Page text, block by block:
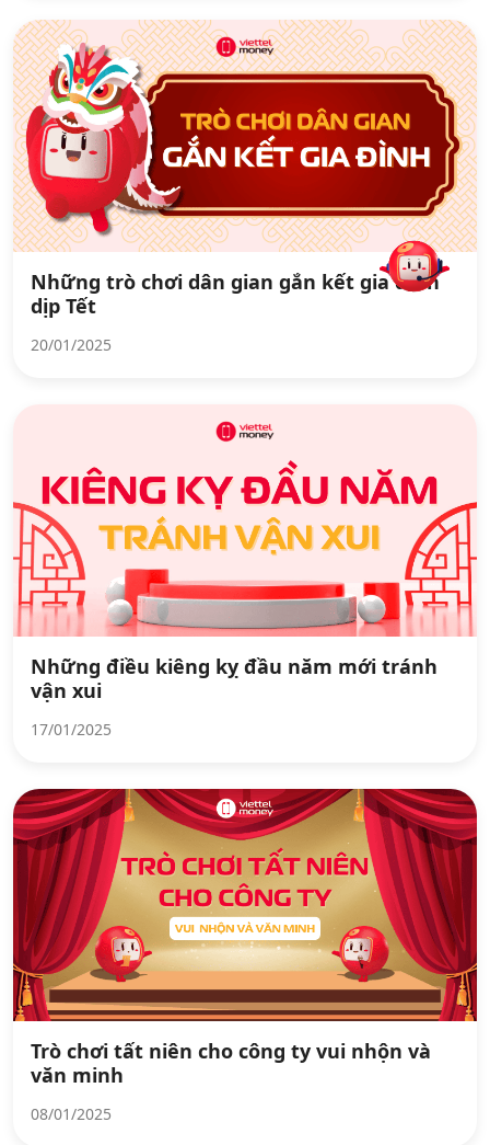
Những trò chơi dân gian gắn kết gia đình
dịp Tết
20/01/2025
Những điều kiêng kỵ đầu năm mới tránh
vận xui
17/01/2025
Trò chơi tất niên cho công ty vui nhộn và
văn minh
08/01/2025